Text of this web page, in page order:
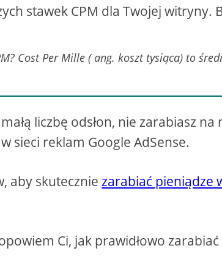
stawek CPM dla Twojej witryny.
Cost Per Mille ( ang. koszt tysiąca) to
liczbę odsłon, nie zarabiasz
sieci reklam Google AdSense.
aby skuteczniezarabiać pieniądze
Ci, jak prawidłowo